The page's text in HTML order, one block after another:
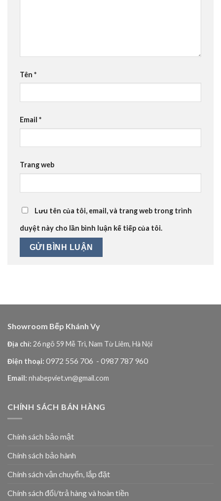
Tên *
Email *
Trang web
Lưu tên của tôi, email, và trang web trong trình
duyệt này cho lần bình luận kế tiếp của tôi.
Showroom Bếp Khánh Vy
Địa chỉ: 26 ngõ 59 Mễ Trì, Nam Từ Liêm, Hà Nội
Điện thoại: 0972 556 706 - 0987 787 960
Email: nhabepviet.vn@gmail.com
CHÍNH SÁCH BÁN HÀNG
Chính sách bảo mật
Chính sách bảo hành
Chính sách vận chuyển, lắp đặt
Chính sách đổi/trả hàng và hoàn tiền